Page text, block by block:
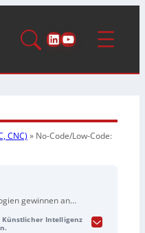
LinkedIn
YouTube
CNC) » No-Code/Low-Code:
gewinnen an
Intelligenz